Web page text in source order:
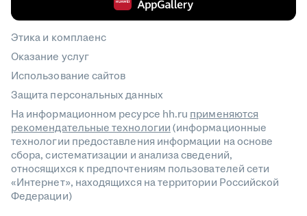
Этика и комплаенс
Оказание услуг
Использование сайтов
Защита персональных данных
На информационном ресурсе hh.ru применяются
рекомендательные технологии(информационные
технологии предоставления информации на основе
сбора, систематизации и анализа сведений,
относящихся к предпочтениям пользователей сети
«Интернет», находящихся на территории Российской
Федерации)